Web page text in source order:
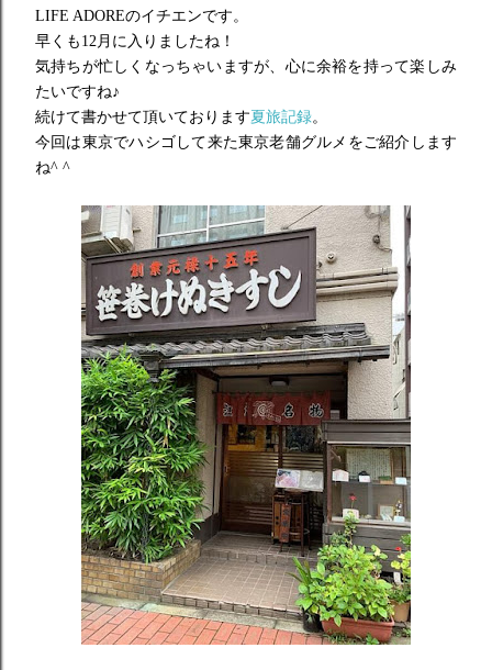
LIFE ADOREのイチエンです。
早くも12月に入りましたね！
気持ちが忙しくなっちゃいますが、 心に余裕を持って楽しみ
たいですね♪
続けて書かせて頂いております夏旅記録。
今回は東京でハシゴして来た東京老舗グルメをご紹介します
ね^ ^